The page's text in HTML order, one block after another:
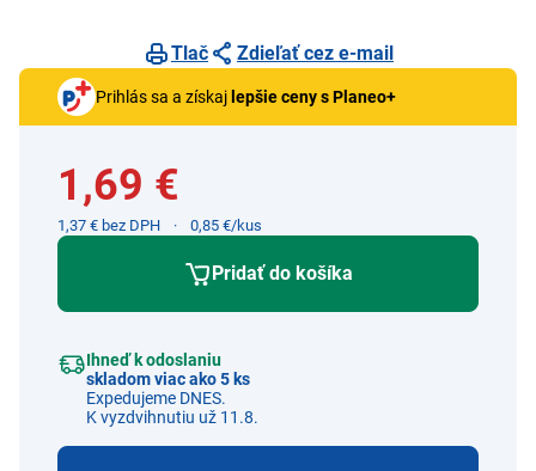
Tlač Zdieľať cez e-mail
Prihlás sa a získaj lepšie ceny s Planeo+
1,69 €
1,37 € bez DPH 0,85 €/kus
Pridať do košíka
Ihneď k odoslaniu
skladom viac ako 5 ks
Expedujeme DNES.
K vyzdvihnutiu už 11.8.